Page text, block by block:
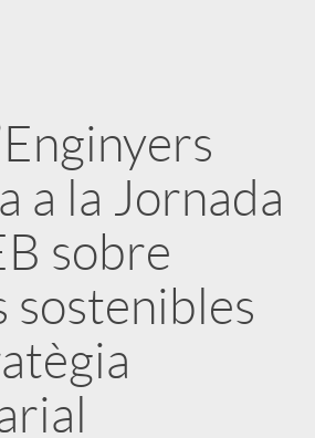
a la Jornada
sobre
sostenibles